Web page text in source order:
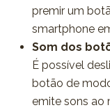
premir um
smartphone
Som dos
É possível
botão de
emite sons ao